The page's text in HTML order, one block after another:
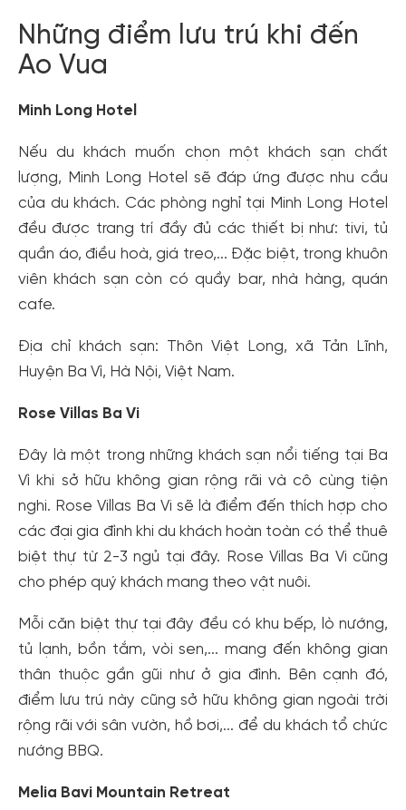
Những điểm lưu trú khi đến
Ao Vua
Minh Long Hotel
Nếu du khách muốn chọn một khách sạn chất
lượng, Minh Long Hotel sẽ đáp ứng được nhu cầu
của du khách. Các phòng nghỉ tại Minh Long Hotel
đều được trang trí đầy đủ các thiết bị như: tivi, tủ
quần áo, điều hoà, giá treo,... Đặc biệt, trong khuôn
viên khách sạn còn có quầy bar, nhà hàng, quán
cafe.
Địa chỉ khách sạn: Thôn Việt Long, xã Tản Lĩnh,
Huyện Ba Vì, Hà Nội, Việt Nam.
Rose Villas Ba Vi
Đây là một trong những khách sạn nổi tiếng tại Ba
Vì khi sở hữu không gian rộng rãi và cô cùng tiện
nghi. Rose Villas Ba Vi sẽ là điểm đến thích hợp cho
các đại gia đình khi du khách hoàn toàn có thể thuê
biệt thự từ 2-3 ngủ tại đây. Rose Villas Ba Vi cũng
cho phép quý khách mang theo vật nuôi.
Mỗi căn biệt thự tại đây đều có khu bếp, lò nướng,
tủ lạnh, bồn tắm, vòi sen,... mang đến không gian
thân thuộc gần gũi như ở gia đình. Bên cạnh đó,
điểm lưu trú này cũng sở hữu không gian ngoài trời
rộng rãi với sân vườn, hồ bơi,... để du khách tổ chức
nướng BBQ.
Melia Bavi Mountain Retreat
Tạo tài khoản nhanh - nhận nhiều ưu
Tạo tài khoản để có thểnhận ngay các ưu đãi